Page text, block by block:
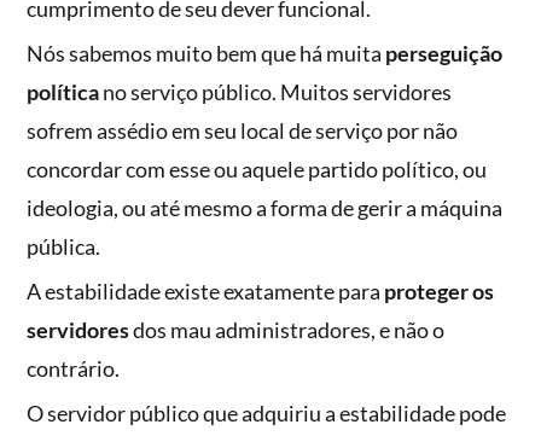
cumprimento de seu dever funcional.
Nós sabemos muito bem que há muita perseguição
políticano serviço público. Muitos servidores
sofrem assédio em seu local de serviço por não
concordar com esse ou aquele partido político, ou
ideologia, ou até mesmo a forma de gerir a máquina
pública.
A estabilidade existe exatamente para proteger os
servidoresdos mau administradores, e não o
contrário.
O servidor público que adquiriu a estabilidade pode